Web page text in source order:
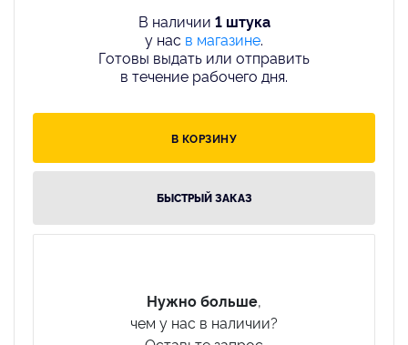
В наличии 1 штука
у нас в магазине.
Готовы выдать или отправить
в течение рабочего дня.
В КОРЗИНУ
БЫСТРЫЙ ЗАКАЗ
Нужно больше,
чем у нас в наличии?